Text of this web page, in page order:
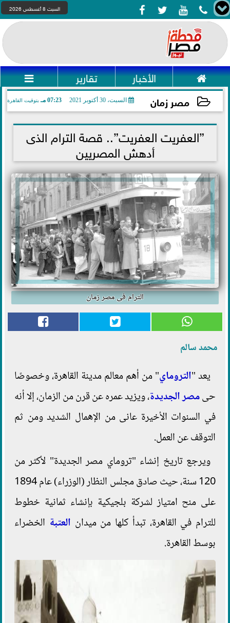
    السبت 8 أغسطس 2026
 الأخبار تقارير 
مصر زمان السبت، 30 أكتوبر 2021 07:23 مـ بتوقيت القاهرة
2021-10-30 19:23:36”العفريت العفريت”.. قصة الترام الذى
أدهش المصريين
الترام فى مصر زمان
محمد سالم
يعد "التروماي" من أهم معالم مدينة القاهرة، وخصوصًا
حىمصر الجديدة، ويزيد عمره عن قرن من الزمان، إلا أنه
في السنوات الأخيرة عانى من الإهمال الشديد ومن ثم
التوقف عن العمل.
ويرجع تاريخ إنشاء "تروماي مصر الجديدة" لأكثر من
120 سنة، حيث صادق مجلس النظار (الوزراء) عام 1894
على منح امتياز لشركة بلجيكية بإنشاء ثمانية خطوط
للترام في القاهرة، تبدأ كلها من ميدان العتبة الخضراء
بوسط القاهرة.